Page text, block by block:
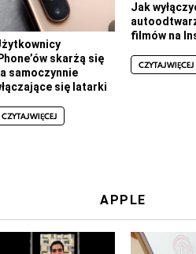
skarżą się
samoczynnie
się latarki
CZYTAJ WIĘCEJ
Jak
filmów na
CZYTAJ WIĘCEJ
APPLE